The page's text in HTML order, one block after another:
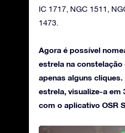
IC 1717, NGC 1511,
1473.
Agora é possível
estrela na constelação
apenas alguns cliques.
estrela, visualize-a em
com o aplicativo OSR